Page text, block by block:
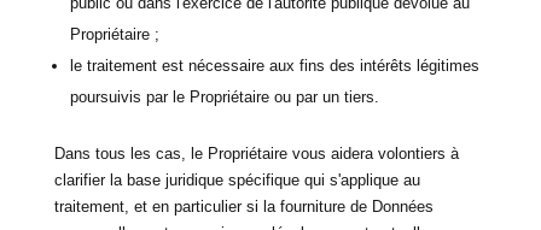
Propriétaire ;
le traitement est nécessaire aux fins des intérêts légitimes
poursuivis par le Propriétaire ou par un tiers.
Dans tous les cas, le Propriétaire vous aidera volontiers à
clarifier la base juridique spécifique qui s'applique au
traitement, et en particulier si la fourniture de Données